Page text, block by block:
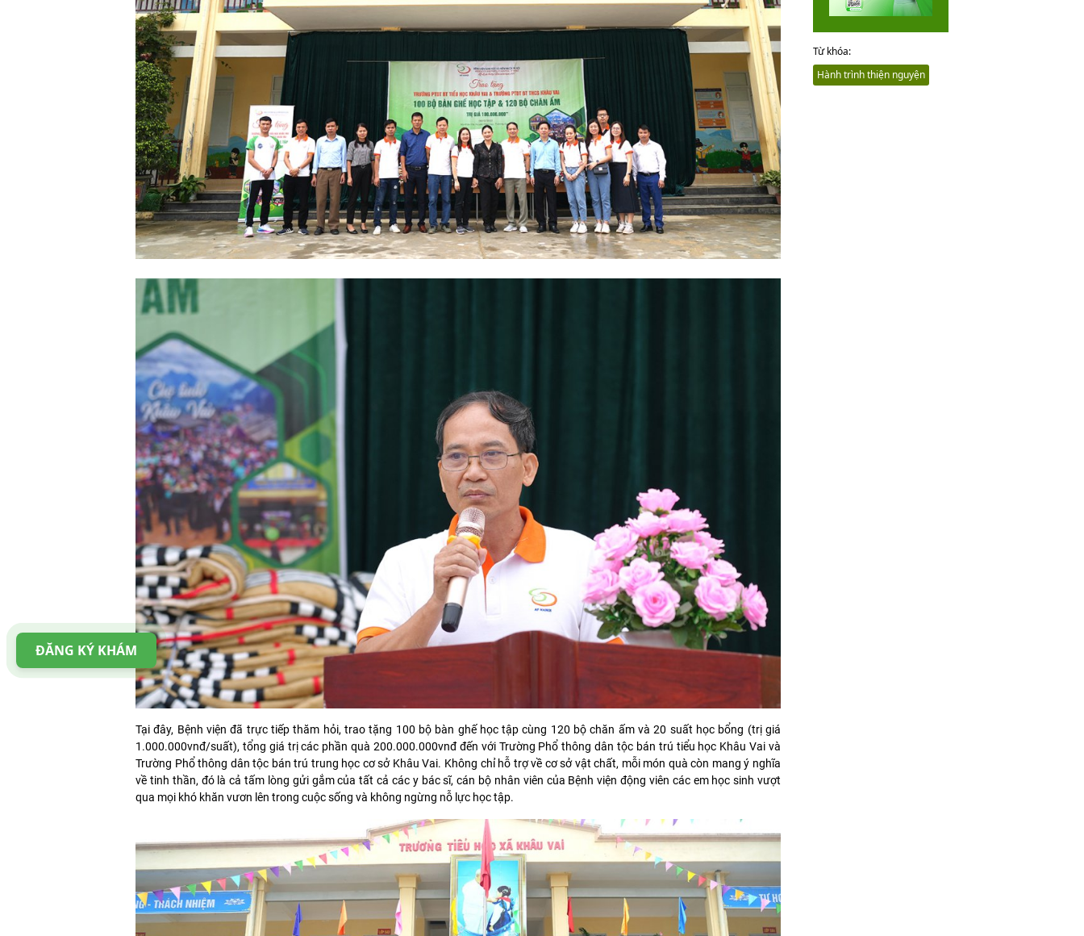
Tại đây, Bệnh viện đã trực tiếp thăm hỏi, trao tặng 100 bộ bàn ghế học tập cùng 120 bộ chăn ấm và 20 suất học bổng (trị giá
1.000.000vnđ/suất), tổng giá trị các phần quà 200.000.000vnđ đến với Trường Phổ thông dân tộc bán trú tiểu học Khâu Vai và
Trường Phổ thông dân tộc bán trú trung học cơ sở Khâu Vai. Không chỉ hỗ trợ về cơ sở vật chất, mỗi món quà còn mang ý nghĩa
về tinh thần, đó là cả tấm lòng gửi gắm của tất cả các y bác sĩ, cán bộ nhân viên của Bệnh viện động viên các em học sinh vượt
qua mọi khó khăn vươn lên trong cuộc sống và không ngừng nỗ lực học tập.
Từ khóa:
Hành trình thiện nguyện
ĐĂNG KÝ KHÁM